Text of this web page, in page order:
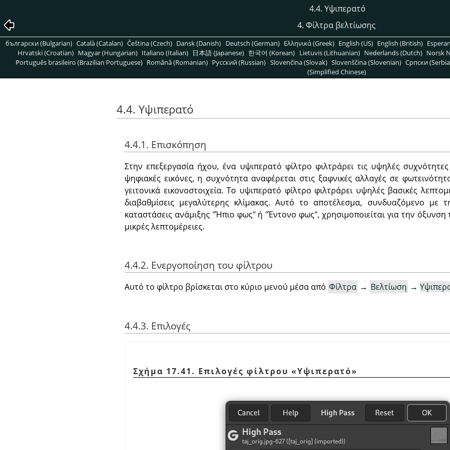
4.4. Υψιπερατό
4. Φίλτρα βελτίωσης
български (Bulgarian) Català (Catalan) Čeština (Czech) Dansk (Danish) Deutsch (German) Ελληνικά (Greek) English (US) English (British)
Hrvatski (Croatian) Magyar (Hungarian) Italiano (Italian) 日本語 (Japanese) 한국어 (Korean) Lietuvis (Lithuanian) Nederlands (Dutch) Norsk
Português brasileiro (Brazilian Portuguese) Română (Romanian) Pусский (Russian) Slovenčina (Slovak) Slovenščina (Slovenian) Српски
(Simplified Chinese)
4.4. Υψιπερατό
4.4.1. Επισκόπηση
Στην επεξεργασία ήχου, ένα υψιπερατό φίλτρο φιλτράρει τις υψηλές
ψηφιακές εικόνες, η συχνότητα αναφέρεται στις ξαφνικές αλλαγές σε
γειτονικά εικονοστοιχεία. Το υψιπερατό φίλτρο φιλτράρει υψηλές βασικές
διαβαθμίσεις μεγαλύτερης κλίμακας. Αυτό το αποτέλεσμα, συνδυαζόμενο με
καταστάσεις ανάμιξης "Ήπιο φως" ή "Έντονο φως", χρησιμοποιείται για την όξυνση
μικρές λεπτομέρειες.
4.4.2. Ενεργοποίηση του φίλτρου
Αυτό το φίλτρο βρίσκεται στο κύριο μενού μέσα από Φίλτρα → Βελτίωση →
4.4.3. Επιλογές
Σχήμα 17.41. Επιλογές φίλτρου «Υψιπερατό»